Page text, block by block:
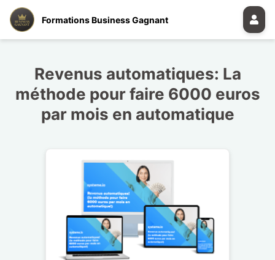
Formations Business Gagnant
Revenus automatiques: La
méthode pour faire 6000 euros
par mois en automatique​